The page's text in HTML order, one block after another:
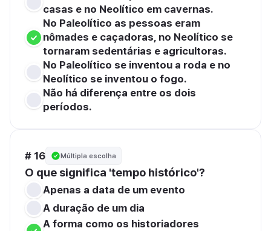
casas e no Neolítico em cavernas.
No Paleolítico as pessoas eram
nômades e caçadoras, no Neolítico se
tornaram sedentárias e agricultoras.
No Paleolítico se inventou a roda e no
Neolítico se inventou o fogo.
Não há diferença entre os dois
períodos.
# 16 Múltipla escolha
O que significa 'tempo histórico'?
Apenas a data de um evento
A duração de um dia
A forma como os historiadores